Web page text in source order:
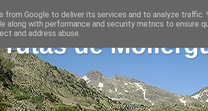
rutas de
from Google to deliver its services and to analyze traffic.
along with performance and security metrics to ensure
and address abuse.